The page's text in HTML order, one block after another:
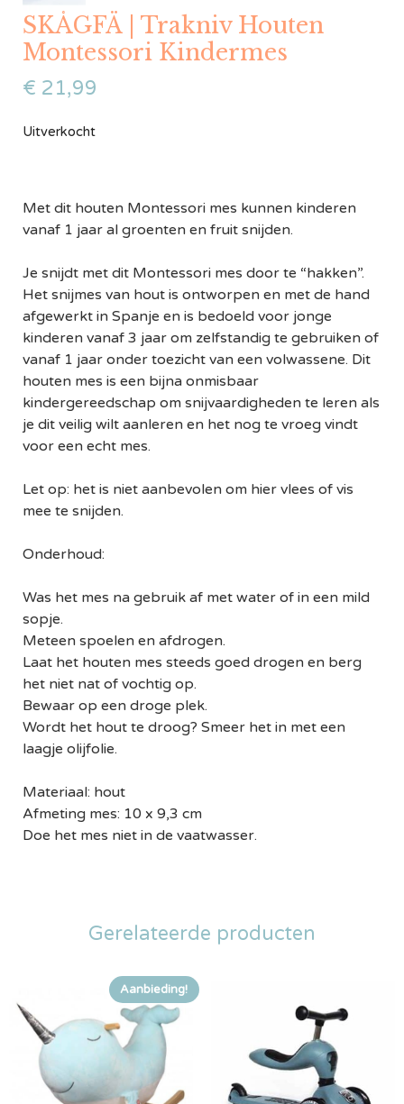
SKÅGFÄ | Trakniv Houten
Montessori Kindermes
€ 21,99
Uitverkocht
Met dit houten Montessori mes kunnen kinderen
vanaf 1 jaar al groenten en fruit snijden.
Je snijdt met dit Montessori mes door te “hakken”.
Het snijmes van hout is ontworpen en met de hand
afgewerkt in Spanje en is bedoeld voor jonge
kinderen vanaf 3 jaar om zelfstandig te gebruiken of
vanaf 1 jaar onder toezicht van een volwassene. Dit
houten mes is een bijna onmisbaar
kindergereedschap om snijvaardigheden te leren als
je dit veilig wilt aanleren en het nog te vroeg vindt
voor een echt mes.
Let op: het is niet aanbevolen om hier vlees of vis
mee te snijden.
Onderhoud:
Was het mes na gebruik af met water of in een mild
sopje.
Meteen spoelen en afdrogen.
Laat het houten mes steeds goed drogen en berg
het niet nat of vochtig op.
Bewaar op een droge plek.
Wordt het hout te droog? Smeer het in met een
laagje olijfolie.
Materiaal: hout
Afmeting mes: 10 x 9,3 cm
Doe het mes niet in de vaatwasser.
Gerelateerde producten
Aanbieding!